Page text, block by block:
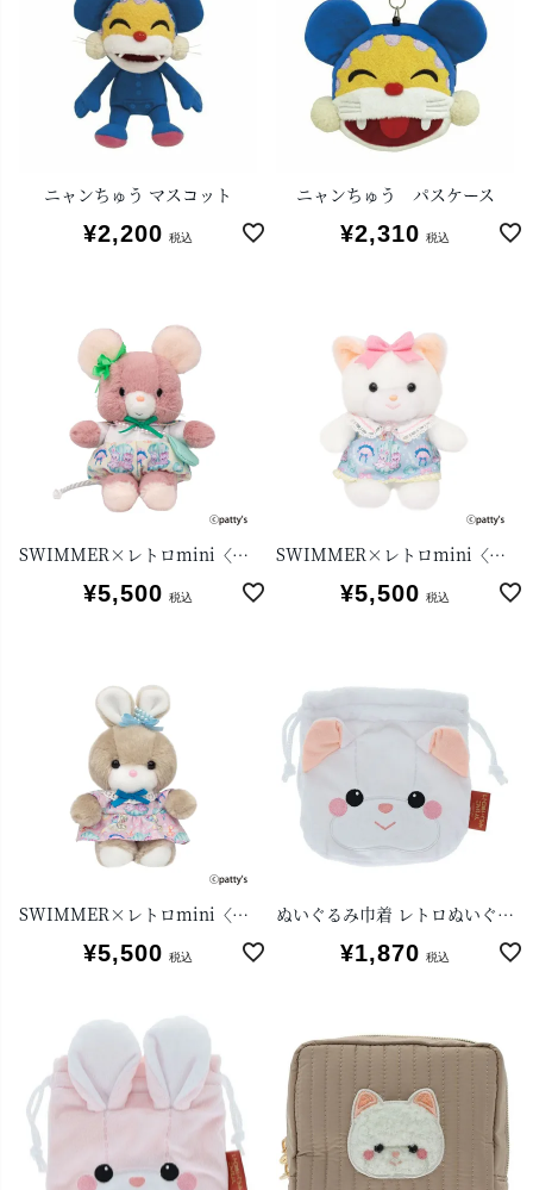
ニャンちゅう マスコット
¥2,200 税込
ニャンちゅう パスケース
¥2,310 税込
SWIMMER×レトロmini〈Qピッピ〉
¥5,500 税込
SWIMMER×レトロmini〈クリーミーねこ〉
¥5,500 税込
SWIMMER×レトロmini〈キャンディ〉
¥5,500 税込
ぬいぐるみ巾着 レトロぬいぐるみこれくしょん(クリーミーねこ)
¥1,870 税込